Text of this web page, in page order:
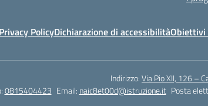
Privacy PolicyDichiarazione di accessibilitàObiettivi
Indirizzo:Via Pio XII, 126 –
0815404423 Email: naic8et00d@istruzione.it Posta